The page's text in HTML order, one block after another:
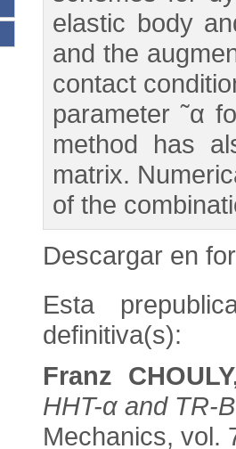
elastic body
and the
contact
parameter ˜α
method has
matrix.
of the
Descargar en
Esta
definitiva(s):
Franz
HHT-α and TR-
Mechanics, vol.